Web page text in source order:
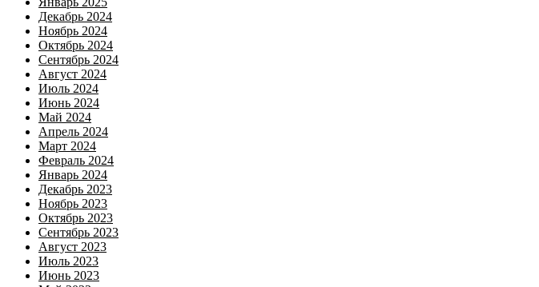
Декабрь 2024
Ноябрь 2024
Октябрь 2024
Сентябрь 2024
Август 2024
Июль 2024
Июнь 2024
Май 2024
Апрель 2024
Март 2024
Февраль 2024
Январь 2024
Декабрь 2023
Ноябрь 2023
Октябрь 2023
Сентябрь 2023
Август 2023
Июль 2023
Июнь 2023